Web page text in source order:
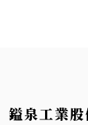
鎰泉工業